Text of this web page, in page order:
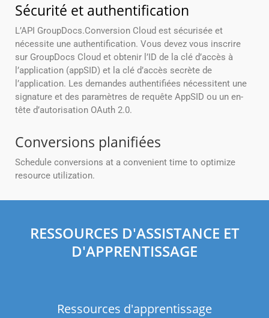
Sécurité et authentification
L’API GroupDocs.Conversion Cloud est sécurisée et
nécessite une authentification. Vous devez vous inscrire
sur GroupDocs Cloud et obtenir l’ID de la clé d’accès à
l’application (appSID) et la clé d’accès secrète de
l’application. Les demandes authentifiées nécessitent une
signature et des paramètres de requête AppSID ou un en-
tête d’autorisation OAuth 2.0.
Conversions planifiées
Schedule conversions at a convenient time to optimize
resource utilization.
RESSOURCES D'ASSISTANCE ET
D'APPRENTISSAGE
Ressources d'apprentissage